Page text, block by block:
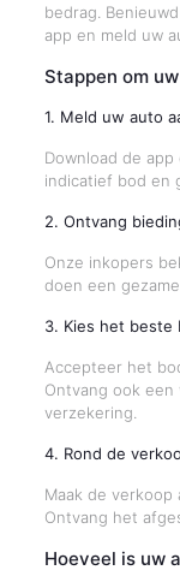
bedrag.
app en meld uw
Stappen om
1. Meld uw auto
Download de
indicatief bod en
2. Ontvang
Onze inkopers
doen een
3. Kies het beste
Accepteer het
Ontvang ook
verzekering.
4. Rond de
Maak de
Ontvang het
Hoeveel is uw